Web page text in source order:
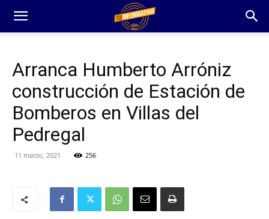
Arranca Humberto Arróniz
construcción de Estación de
Bomberos en Villas del
Pedregal
11 marzo, 2021 256